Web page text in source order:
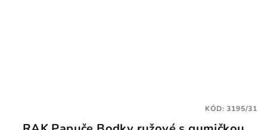
KÓD:3195/31